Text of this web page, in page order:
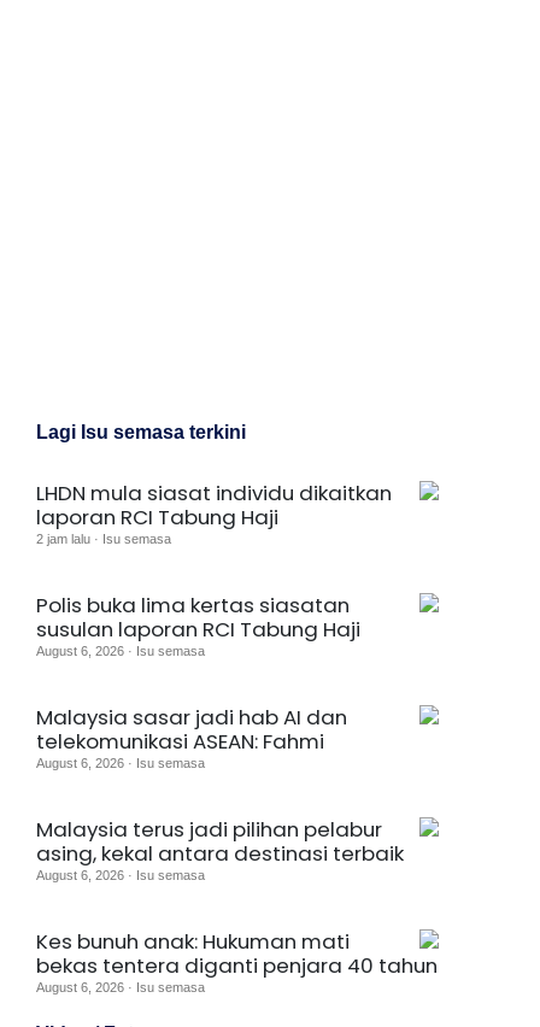
Lagi Isu semasa terkini
LHDN mula siasat individu dikaitkan
laporan RCI Tabung Haji
2 jam lalu · Isu semasa
Polis buka lima kertas siasatan
susulan laporan RCI Tabung Haji
August 6, 2026 · Isu semasa
Malaysia sasar jadi hab AI dan
telekomunikasi ASEAN: Fahmi
August 6, 2026 · Isu semasa
Malaysia terus jadi pilihan pelabur
asing, kekal antara destinasi terbaik
August 6, 2026 · Isu semasa
Kes bunuh anak: Hukuman mati
bekas tentera diganti penjara 40 tahun
August 6, 2026 · Isu semasa